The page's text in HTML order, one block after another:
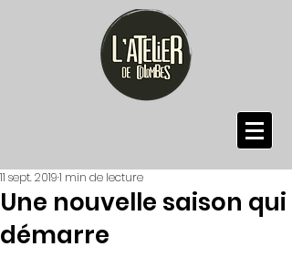
Une nouvelle saison qui
démarre
11 sept. 20191 min de lecture